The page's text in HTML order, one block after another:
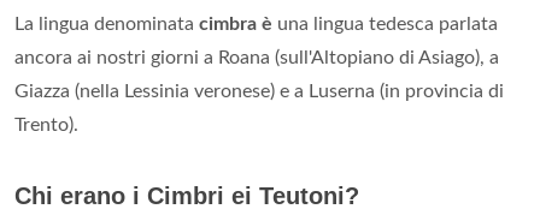
La lingua denominata cimbra è una lingua tedesca parlata
ancora ai nostri giorni a Roana (sull'Altopiano di Asiago), a
Giazza (nella Lessinia veronese) e a Luserna (in provincia di
Trento).
Chi erano i Cimbri ei Teutoni?